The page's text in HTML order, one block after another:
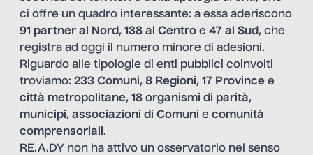
ci offre un quadro interessante: a essa aderiscono
91 partner al Nord, 138 al Centro e 47 al Sud, che
registra ad oggi il numero minore di adesioni.
Riguardo alle tipologie di enti pubblici coinvolti
troviamo: 233 Comuni, 8 Regioni, 17 Province e
città metropolitane, 18 organismi di parità,
municipi, associazioni di Comuni e comunità
comprensoriali.
RE.A.DY non ha attivo un osservatorio nel senso